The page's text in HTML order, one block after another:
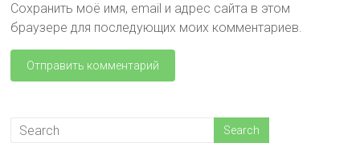
Сохранить моё имя, email и адрес сайта в этом
браузере для последующих моих комментариев.